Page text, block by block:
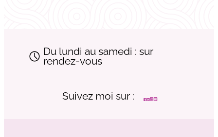
Du lundi au samedi : sur
rendez-vous
Suivez moi sur :